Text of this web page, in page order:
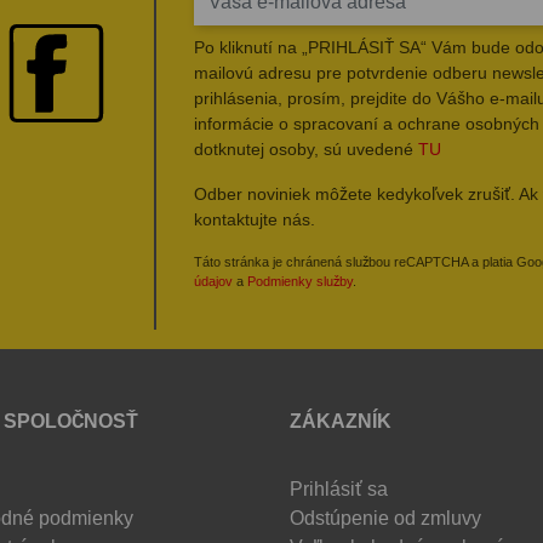
Po kliknutí na „PRIHLÁSIŤ SA“ Vám bude
mailovú adresu pre potvrdenie odberu
prihlásenia, prosím, prejdite do Vášho e-
informácie o spracovaní a ochrane
dotknutej osoby, sú uvedené TU
Odber noviniek môžete kedykoľvek zrušiť. Ak
kontaktujte nás.
Táto stránka je chránená službou reCAPTCHA a platia
údajov a Podmienky služby.
podmienky
ZÁKAZNÍK
Prihlásiť sa
Odstúpenie od zmluvy